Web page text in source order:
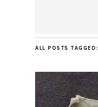
ALL POSTS TAGGED: